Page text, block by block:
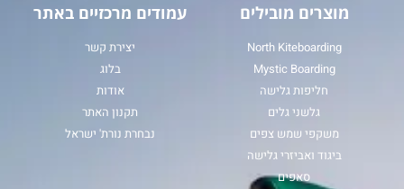
מוצרים מובילים
North Kiteboarding
Mystic Boarding
חליפות גלישה
גלשני גלים
משקפי שמש צפים
ביגוד ואביזרי גלישה
סאפים
עמודים מרכזיים באתר
יצירת קשר
בלוג
אודות
תקנון האתר
נבחרת נורת' ישראל